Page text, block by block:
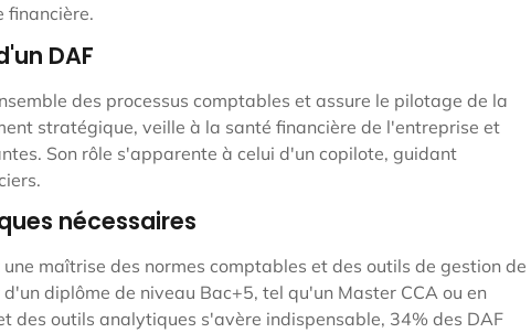
financière.
DAF
des processus comptables et assure le pilotage de la
stratégique, veille à la santé financière de l'entreprise et
Son rôle s'apparente à celui d'un copilote, guidant
nécessaires
maîtrise des normes comptables et des outils de gestion de
diplôme de niveau Bac+5, tel qu'un Master CCA ou en
des outils analytiques s'avère indispensable, 34% des DAF